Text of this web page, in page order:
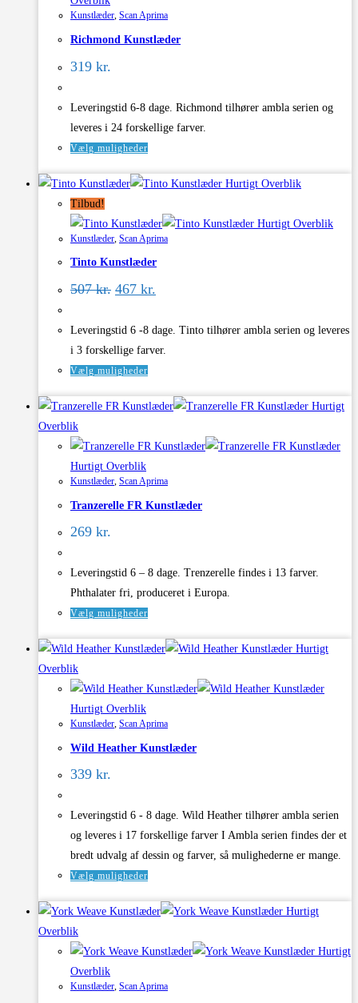
Mulighederne
kan
varesiden
Kunstlæder, Scan Aprima
Richmond Kunstlæder
319 kr.
Leveringstid 6-8 dage. Richmond tilhører ambla serien og
leveres i 24 forskellige farver.
Vælg mulighederDette
har
varianter.
Mulighederne
kan
vælges
varesiden
Hurtigt Overblik
Tilbud!
Hurtigt Overblik
Kunstlæder Scan Aprima
Tinto Kunstlæder
507kr. Den
oprindelige
var:
507 kr..
467 kr.
aktuelle
er:
Leveringstid 6 -8 dage. Tinto tilhører ambla serien og leveres
i 3 forskellige farver.
Vælg muligheder
har
varianter.
kan
vælges
Hurtigt
Overblik
Hurtigt Overblik
Kunstlæder, Scan Aprima
Tranzerelle FR Kunstlæder
269 kr.
Leveringstid 6 – 8 dage. Trenzerelle findes i 13 farver.
Phthalater fri, produceret i Europa.
Vælg muligheder
har
varianter.
kan
vælges
Hurtigt
Overblik
Hurtigt Overblik
Kunstlæder, Scan Aprima
Wild Heather Kunstlæder
339 kr.
Leveringstid 6 - 8 dage. Wild Heather tilhører ambla serien
og leveres i 17 forskellige farver I Ambla serien findes der et
bredt udvalg af dessin og farver, så mulighederne er mange.
Vælg muligheder
har
varianter.
kan
Hurtigt
Overblik
Hurtigt
Overblik
Kunstlæder, Scan Aprima